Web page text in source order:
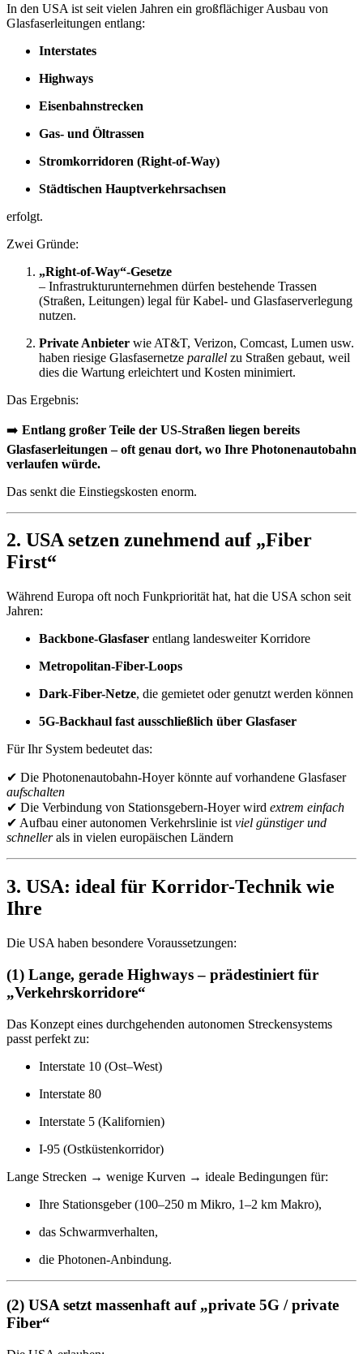
In den USA ist seit vielen Jahren ein großflächiger Ausbau von
Glasfaserleitungen entlang:
Interstates
Highways
Eisenbahnstrecken
Gas- und Öltrassen
Stromkorridoren (Right-of-Way)
Städtischen Hauptverkehrsachsen
erfolgt.
Zwei Gründe:
„Right-of-Way“-Gesetze
– Infrastrukturunternehmen dürfen bestehende Trassen
(Straßen, Leitungen) legal für Kabel- und Glasfaserverlegung
nutzen.
Private Anbieter wie AT&T, Verizon, Comcast, Lumen usw.
haben riesige Glasfasernetze parallel zu Straßen gebaut, weil
dies die Wartung erleichtert und Kosten minimiert.
Das Ergebnis:
➡️ Entlang großer Teile der US-Straßen liegen bereits
Glasfaserleitungen – oft genau dort, wo Ihre Photonenautobahn
verlaufen würde.
Das senkt die Einstiegskosten enorm.
2. USA setzen zunehmend auf „Fiber
First“
Während Europa oft noch Funkpriorität hat, hat die USA schon seit
Jahren:
Backbone-Glasfaser entlang landesweiter Korridore
Metropolitan-Fiber-Loops
Dark-Fiber-Netze, die gemietet oder genutzt werden können
5G-Backhaul fast ausschließlich über Glasfaser
Für Ihr System bedeutet das:
✔ Die Photonenautobahn-Hoyer könnte auf vorhandene Glasfaser
aufschalten
✔ Die Verbindung von Stationsgebern-Hoyer wird extrem einfach
✔ Aufbau einer autonomen Verkehrslinie ist viel günstiger und
schnellerals in vielen europäischen Ländern
3. USA: ideal für Korridor-Technik wie
Ihre
Die USA haben besondere Voraussetzungen:
(1) Lange, gerade Highways – prädestiniert für
„Verkehrskorridore“
Das Konzept eines durchgehenden autonomen Streckensystems
passt perfekt zu:
Interstate 10 (Ost–West)
Interstate 80
Interstate 5 (Kalifornien)
I-95 (Ostküstenkorridor)
Lange Strecken → wenige Kurven → ideale Bedingungen für:
Ihre Stationsgeber (100–250 m Mikro, 1–2 km Makro),
das Schwarmverhalten,
die Photonen-Anbindung.
(2) USA setzt massenhaft auf „private 5G / private
Fiber“